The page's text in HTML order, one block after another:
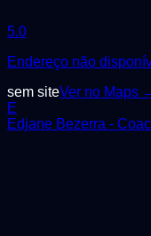
5.0
Endereço não
sem siteVer no Maps
E
Edjane Bezerra -